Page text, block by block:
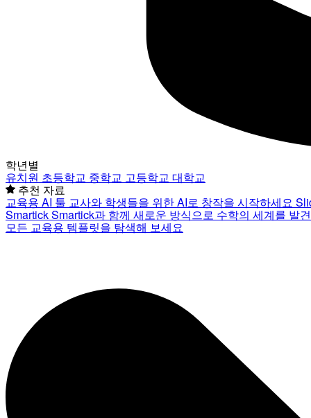
학년별
유치원 초등학교 중학교 고등학교 대학교
추천 자료
교육용 AI 툴 교사와 학생들을 위한 AI로 창작을 시작하세요
SmartickSmartick과 함께 새로운 방식으로 수학의 세계를 발
모든 교육용 템플릿을 탐색해 보세요